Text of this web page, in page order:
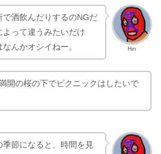
Hin
酒飲んだりするのNGだ
って違うみたいだけ
んかオシイねー。
開の桜の下でピクニックはしたいで
節になると、時間を見